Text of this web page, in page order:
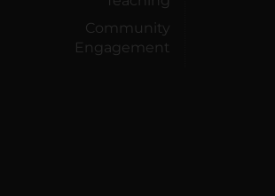
Community
Engagement